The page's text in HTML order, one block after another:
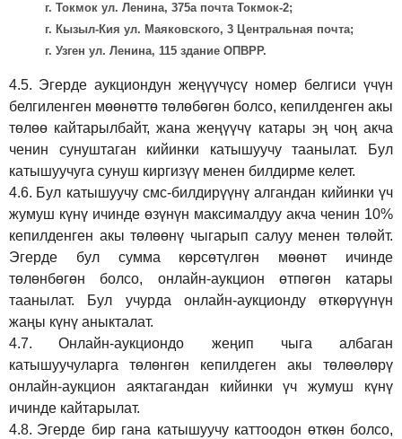
г. Токмок ул. Ленина, 375а почта Токмок-2;
г. Кызыл-Кия ул. Маяковского, 3 Центральная почта;
г. Узген ул. Ленина, 115 здание ОПВРР.
4.5. Эгерде аукциондун жеңүүчүсү номер белгиси үчүн
белгиленген мөөнөттө төлөбөгөн болсо, кепилденген акы
төлөө кайтарылбайт, жана жеңүүчү катары эң чоң акча
ченин сунуштаган кийинки катышуучу таанылат. Бул
катышуучуга сунуш киргизүү менен билдирме келет.
4.6. Бул катышуучу смс-билдирүүнү алгандан кийинки үч
жумуш күнү ичинде өзүнүн максималдуу акча ченин 10%
кепилденген акы төлөөнү чыгарып салуу менен төлөйт.
Эгерде бул сумма көрсөтүлгөн мөөнөт ичинде
төлөнбөгөн болсо, онлайн-аукцион өтпөгөн катары
таанылат. Бул учурда онлайн-аукционду өткөрүүнүн
жаңы күнү аныкталат.
4.7.
Онлайн-аукциондо жеңип чыга албаган
катышуучуларга төлөнгөн кепилдеген акы төлөөлөрү
онлайн-аукцион аяктагандан кийинки үч жумуш күнү
ичинде кайтарылат.
4.8. Эгерде бир гана катышуучу каттоодон өткөн болсо,